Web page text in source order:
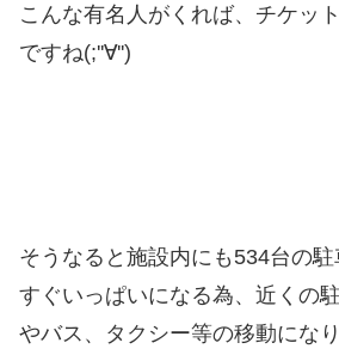
こんな有名人がくれば、チケッ
ですね(;''∀'')
そうなると施設内にも534台の
すぐいっぱいになる為、近くの
やバス、タクシー等の移動になり